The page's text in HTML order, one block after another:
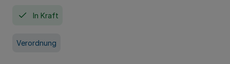
In Kraft
Verordnung